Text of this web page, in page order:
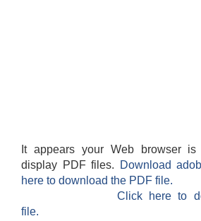
It appears your Web browser
display PDF files.
Download
here to download the PDF file.
Click here to
file.